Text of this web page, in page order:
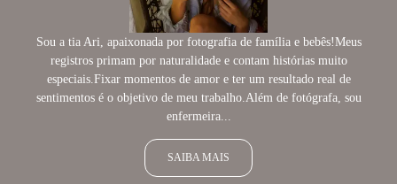
Sou a tia Ari, apaixonada por fotografia de família e bebês!Meus
registros primam por naturalidade e contam histórias muito
especiais.Fixar momentos de amor e ter um resultado real de
sentimentos é o objetivo de meu trabalho.Além de fotógrafa, sou
enfermeira...
SAIBA MAIS